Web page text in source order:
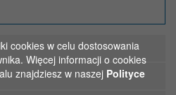
cookies w celu dostosowania
Więcej informacji o cookies
znajdziesz w naszej Polityce